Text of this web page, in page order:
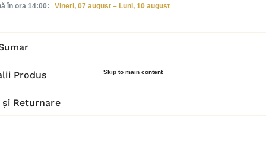
Skip to main content
în ora 14:00: Vineri, 07 august – Luni, 10 august
Produs
Returnare